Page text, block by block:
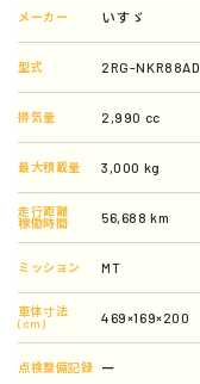
メーカー いすゞ
型式 2RG-NKR88AD
排気量 2,990 cc
最大積載量 3,000 kg
走行距離
稼働時間
56,688 km
ミッション MT
車体寸法
(cm)
469×169×200
点検整備記録 ー